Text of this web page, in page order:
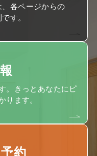
各ページからの
す。
。きっとあなたにピ
ります。
約